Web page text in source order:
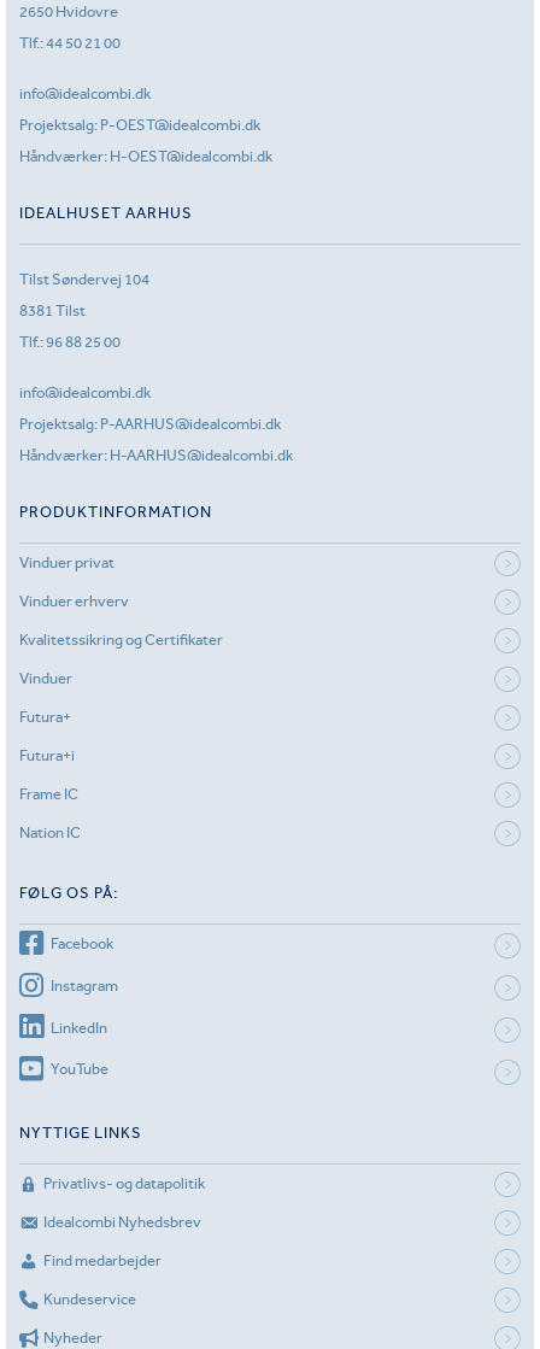
2650 Hvidovre
Tlf.:44 50 21 00
info@idealcombi.dk
Projektsalg: P-OEST@idealcombi.dk
Håndværker: H-OEST@idealcombi.dk
IDEALHUSET AARHUS
Tilst Søndervej 104
8381 Tilst
Tlf.:96 88 25 00
info@idealcombi.dk
Projektsalg: P-AARHUS@idealcombi.dk
Håndværker: H-AARHUS@idealcombi.dk
PRODUKTINFORMATION
Vinduer privat
Vinduer erhverv
Kvalitetssikring og Certifikater
Vinduer
Futura+
Futura+i
Frame IC
Nation IC
FØLG OS PÅ:
Facebook
Instagram
LinkedIn
YouTube
NYTTIGE LINKS
Privatlivs- og datapolitik
Idealcombi Nyhedsbrev
Find medarbejder
Kundeservice
Nyheder